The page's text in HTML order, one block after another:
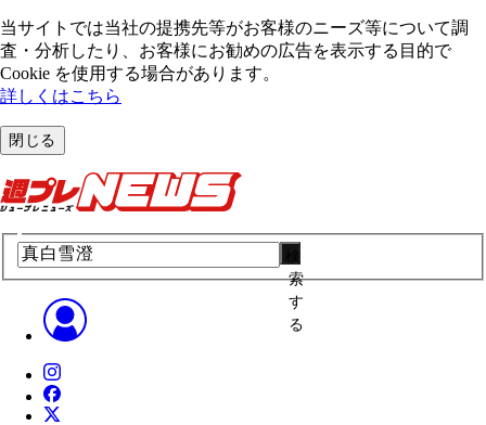
当サイトでは当社の提携先等がお客様のニーズ等について調
査・分析したり、お客様にお勧めの広告を表⽰する⽬的で
Cookie を使⽤する場合があります。
詳しくはこちら
閉じる
索
す
る